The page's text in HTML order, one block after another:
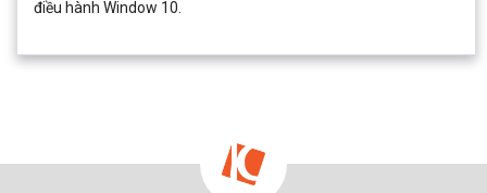
điều hành Window 10.